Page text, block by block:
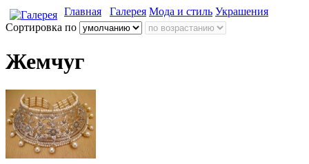
Главная Галерея Мода и стиль Украшения
Сортировка по
Жемчуг